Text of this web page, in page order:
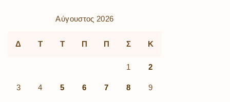
Αύγουστος 2026
Δ Τ Τ Π Π Σ Κ
1 2
3 4 5 6 7 8 9